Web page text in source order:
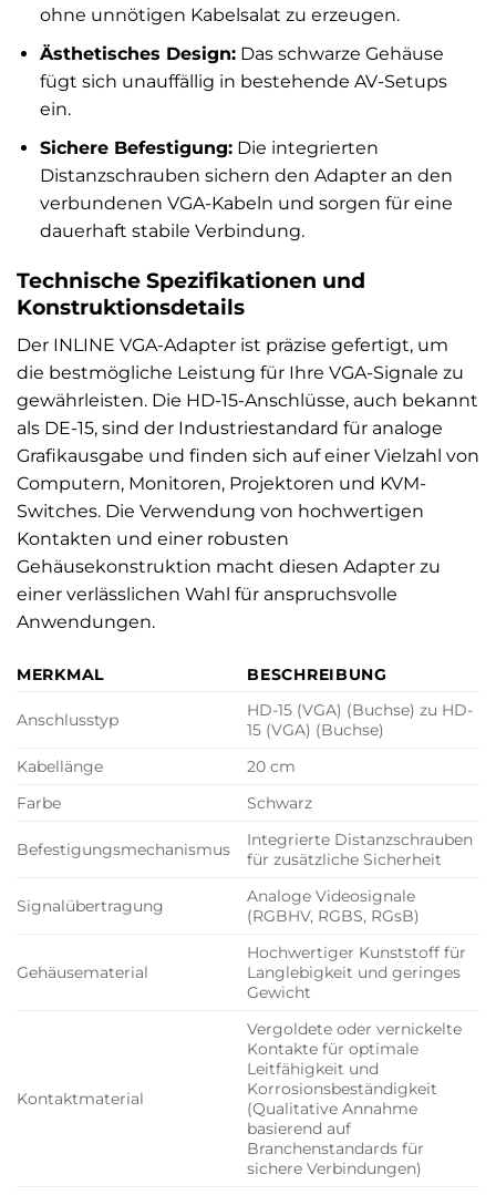
ohne unnötigen Kabelsalat zu erzeugen.
Ästhetisches Design:Das schwarze Gehäuse
fügt sich unauffällig in bestehende AV-Setups
ein.
Sichere Befestigung:Die integrierten
Distanzschrauben sichern den Adapter an den
verbundenen VGA-Kabeln und sorgen für eine
dauerhaft stabile Verbindung.
Technische Spezifikationen und
Konstruktionsdetails
Der INLINE VGA-Adapter ist präzise gefertigt, um
die bestmögliche Leistung für Ihre VGA-Signale zu
gewährleisten. Die HD-15-Anschlüsse, auch bekannt
als DE-15, sind der Industriestandard für analoge
Grafikausgabe und finden sich auf einer Vielzahl von
Computern, Monitoren, Projektoren und KVM-
Switches. Die Verwendung von hochwertigen
Kontakten und einer robusten
Gehäusekonstruktion macht diesen Adapter zu
einer verlässlichen Wahl für anspruchsvolle
Anwendungen.
MERKMAL BESCHREIBUNG
Anschlusstyp
HD-15 (VGA) (Buchse) zu HD-
15 (VGA) (Buchse)
Kabellänge
20 cm
Farbe
Schwarz
Befestigungsmechanismus
Integrierte Distanzschrauben
für zusätzliche Sicherheit
Signalübertragung
Analoge Videosignale
(RGBHV, RGBS, RGsB)
Gehäusematerial
Hochwertiger Kunststoff für
Langlebigkeit und geringes
Gewicht
Kontaktmaterial
Vergoldete oder vernickelte
Kontakte für optimale
Leitfähigkeit und
Korrosionsbeständigkeit
(Qualitative Annahme
basierend auf
Branchenstandards für
sichere Verbindungen)